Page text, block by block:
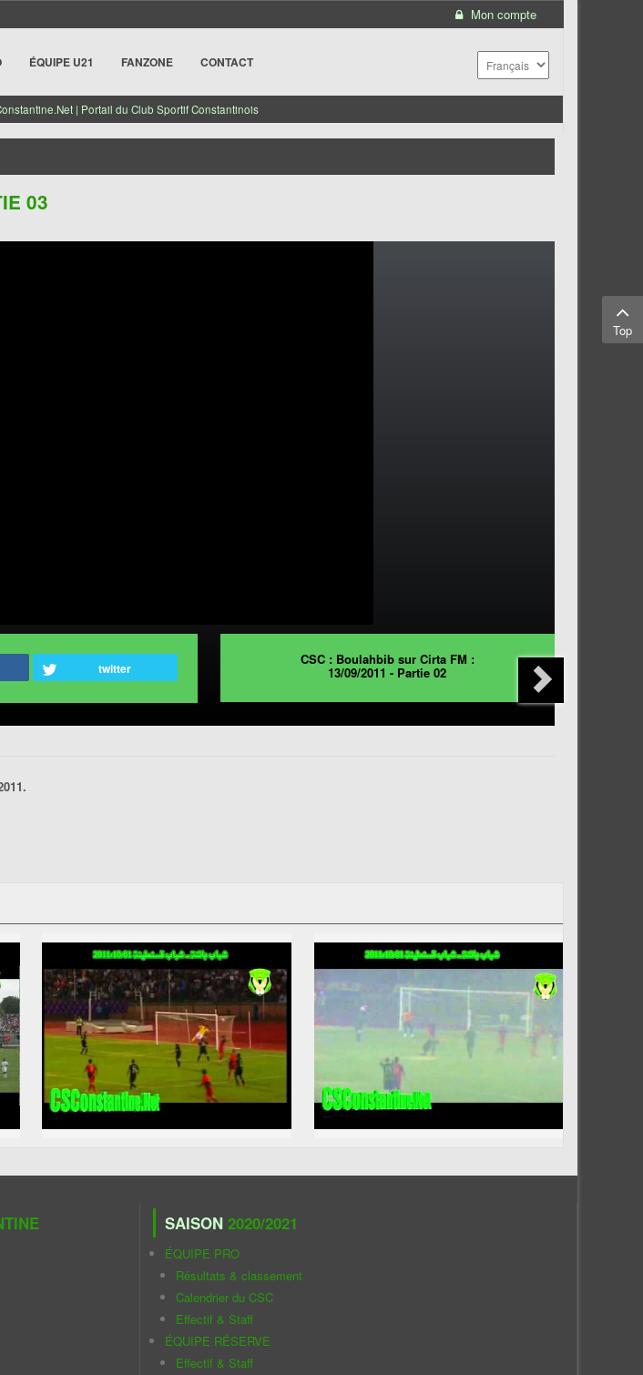
Mon compte
ÉQUIPE U21 FANZONE CONTACT
| Portail du Club Sportif Constantinois
03
twitter
CSC : Boulahbib sur Cirta FM :
13/09/2011 - Partie 02
SAISON 2020/2021
ÉQUIPE PRO
Résultats & classement
Calendrier du CSC
Effectif & Staff
ÉQUIPE RÉSERVE
Effectif & Staff
Top